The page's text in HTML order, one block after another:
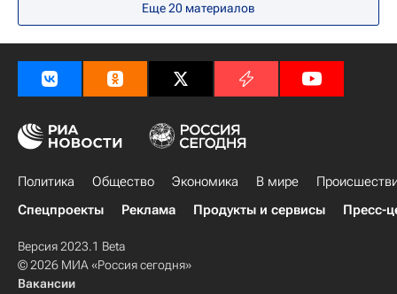
Еще 20 материалов
Политика Общество Экономика В мире
Спецпроекты
Реклама Продукты и сервисы Пресс-
Версия 2023.1 Beta
© 2026 МИА «Россия сегодня»
Вакансии